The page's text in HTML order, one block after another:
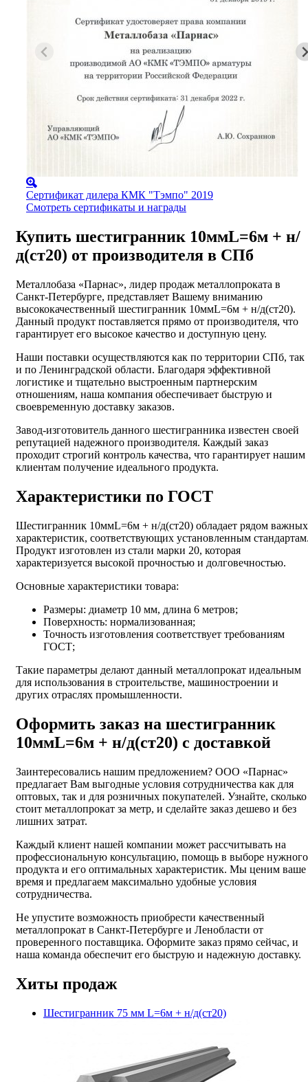
Сертификат дилера КМК "Тэмпо" 2019
Смотреть сертификаты и награды
Купить шестигранник 10ммL=6м + н/
д(ст20) от производителя в СПб
Металлобаза «Парнас», лидер продаж металлопроката в
Санкт-Петербурге, представляет Вашему вниманию
высококачественный шестигранник 10ммL=6м + н/д(ст20).
Данный продукт поставляется прямо от производителя, что
гарантирует его высокое качество и доступную цену.
Наши поставки осуществляются как по территории СПб, так
и по Ленинградской области. Благодаря эффективной
логистике и тщательно выстроенным партнерским
отношениям, наша компания обеспечивает быструю и
своевременную доставку заказов.
Завод-изготовитель данного шестигранника известен своей
репутацией надежного производителя. Каждый заказ
проходит строгий контроль качества, что гарантирует нашим
клиентам получение идеального продукта.
Характеристики по ГОСТ
Шестигранник 10ммL=6м + н/д(ст20) обладает рядом важных
характеристик, соответствующих установленным
Продукт изготовлен из стали марки 20, которая
характеризуется высокой прочностью и долговечностью.
Основные характеристики товара:
Размеры: диаметр 10 мм, длина 6 метров;
Поверхность: нормализованная;
Точность изготовления соответствует требованиям
ГОСТ;
Такие параметры делают данный металлопрокат идеальным
для использования в строительстве, машиностроении и
других отраслях промышленности.
Оформить заказ на шестигранник
10ммL=6м + н/д(ст20) с доставкой
Заинтересовались нашим предложением? ООО «Парнас»
предлагает Вам выгодные условия сотрудничества как для
оптовых, так и для розничных покупателей. Узнайте, сколько
стоит металлопрокат за метр, и сделайте заказ дешево и без
лишних затрат.
Каждый клиент нашей компании может рассчитывать на
профессиональную консультацию, помощь в выборе нужного
продукта и его оптимальных характеристик. Мы ценим ваше
время и предлагаем максимально удобные условия
сотрудничества.
Не упустите возможность приобрести качественный
металлопрокат в Санкт-Петербурге и Ленобласти от
проверенного поставщика. Оформите заказ прямо сейчас, и
наша команда обеспечит его быструю и надежную доставку.
Хиты продаж
Шестигранник 75 мм L=6м + н/д(ст20)